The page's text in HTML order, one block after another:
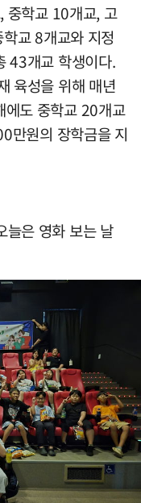
중학교 10개교, 고
교 8개교와 지정
43개교 학생이다.
육성을 위해 매년
에도 중학교 20개교
만원의 장학금을 지
은 영화 보는 날